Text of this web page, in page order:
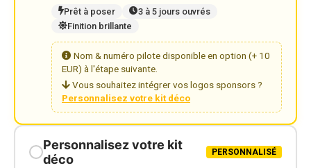
Prêt à poser
3 à 5 jours ouvrés
Finition brillante
Nom & numéro pilote disponible en option (+ 10
EUR) à l'étape suivante.
Vous souhaitez intégrer vos logos sponsors ?
Personnalisez votre kit déco
Personnalisez votre kit
déco
PERSONNALISÉ